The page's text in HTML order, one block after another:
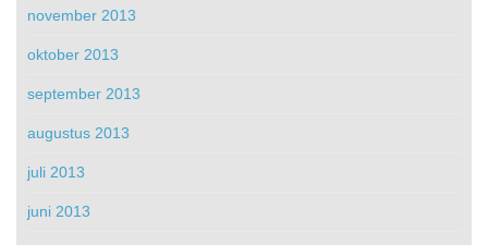
november 2013
oktober 2013
september 2013
augustus 2013
juli 2013
juni 2013